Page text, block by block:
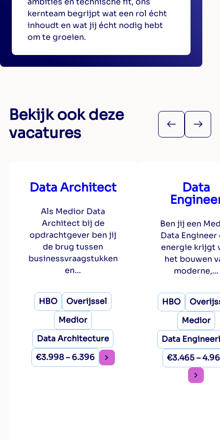
kernteam begrijpt wat een rol écht
inhoudt en wat jij écht nodig hebt
om te groeien.
Bekijk ook deze
vacatures
Data Architect
Als Medior Data
Architect bij de
opdrachtgever ben jij
de brug tussen
businessvraagstukken
en…
HBO
Overijssel
Medior
Data Architecture
€3.998 – 6.396
Data
Ben jij een
Data Engineer
energie krijgt
het bouwen
moderne,…
HBO
Medior
Data
€3.465 –